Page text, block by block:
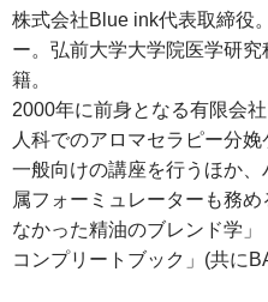
株式会社Blue ink代表取締役
ー。弘前大学大学院医学研
籍。
2000年に前身となる有限会
人科でのアロマセラピー分
一般向けの講座を行うほか
属フォーミュレーターも務
なかった精油のブレンド学
コンプリートブック」(共に